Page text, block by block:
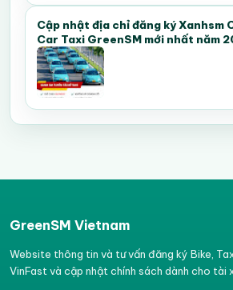
Cập nhật địa chỉ đăng ký Xanhsm
Car Taxi GreenSM mới nhất năm
GreenSM Vietnam
Website thông tin và tư vấn đăng ký Bike,
VinFast và cập nhật chính sách dành cho tài